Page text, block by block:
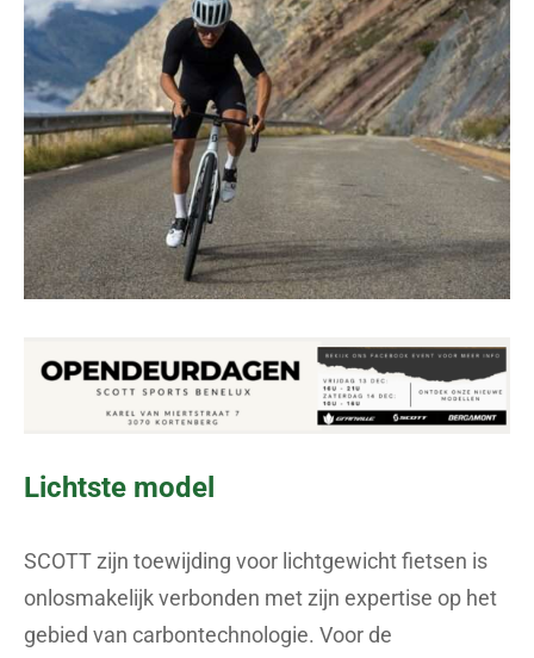
Lichtste model
SCOTT zijn toewijding voor lichtgewicht fietsen is
onlosmakelijk verbonden met zijn expertise op het
gebied van carbontechnologie. Voor de